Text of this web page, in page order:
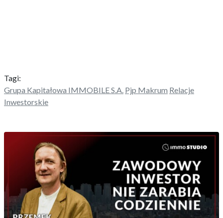
Tagi:
Grupa Kapitałowa IMMOBILE S.A. Pjp Makrum Relacje
Inwestorskie